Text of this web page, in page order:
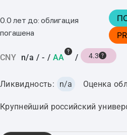
0.0 лет до: облигация
погашена
CNY n/a / - / AA / 4.3
Ликвидность: n/a Оценка
Крупнейший российский